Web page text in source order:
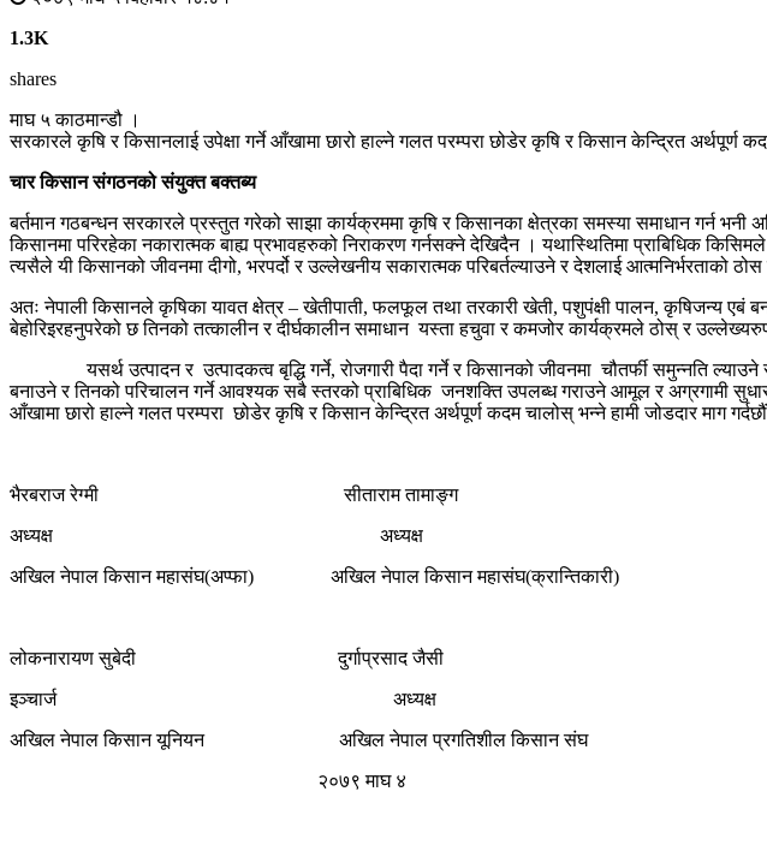
1.3K
shares
माघ ५ काठमान्डौ ।
सरकारले कृषि र किसानलाई उपेक्षा गर्ने आँखामा छारो हाल्ने गलत परम्परा छोडेर कृषि र किसान केन्द्रित
चार किसान संगठनको संयुक्त बक्तब्य
बर्तमान गठबन्धन सरकारले प्रस्तुत गरेको साझा कार्यक्रममा कृषि र किसानका क्षेत्रका समस्या समाधान गर्न
किसानमा परिरहेका नकारात्मक बाह्य प्रभावहरुको निराकरण गर्नसक्ने देखिदैन । यथास्थितिमा प्राबिधिक
त्यसैले यी किसानको जीवनमा दीगो, भरपर्दो र उल्लेखनीय सकारात्मक परिबर्तल्याउने र देशलाई आत्मनिर्भरताको
अतः नेपाली किसानले कृषिका यावत क्षेत्र – खेतीपाती, फलफूल तथा तरकारी खेती, पशुपंक्षी पालन, कृषिजन्य एबं
बेहोरिइरहनुपरेको छ तिनको तत्कालीन र दीर्घकालीन समाधान यस्ता हचुवा र कमजोर कार्यक्रमले ठोस् र
यसर्थ उत्पादन र उत्पादकत्व बृद्धि गर्ने, रोजगारी पैदा गर्ने र किसानको जीवनमा चौतर्फी समुन्नति
बनाउने र तिनको परिचालन गर्ने आवश्यक सबै स्तरको प्राबिधिक जनशक्ति उपलब्ध गराउने आमूल र अग्रगामी
आँखामा छारो हाल्ने गलत परम्परा छोडेर कृषि र किसान केन्द्रित अर्थपूर्ण कदम चालोस् भन्ने हामी जोडदार माग
भैरबराज रेग्मी सीताराम तामाङ्ग
अध्यक्ष अध्यक्ष
अखिल नेपाल किसान महासंघ(अप्फा) अखिल नेपाल किसान महासंघ(क्रान्तिकारी)
लोकनारायण सुबेदी दुर्गाप्रसाद जैसी
इञ्चार्ज अध्यक्ष
अखिल नेपाल किसान यूनियन अखिल नेपाल प्रगतिशील किसान संघ
२०७९ माघ ४